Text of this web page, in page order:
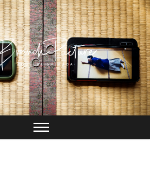
ンチピクチャ
嶋田陽介
ラマン